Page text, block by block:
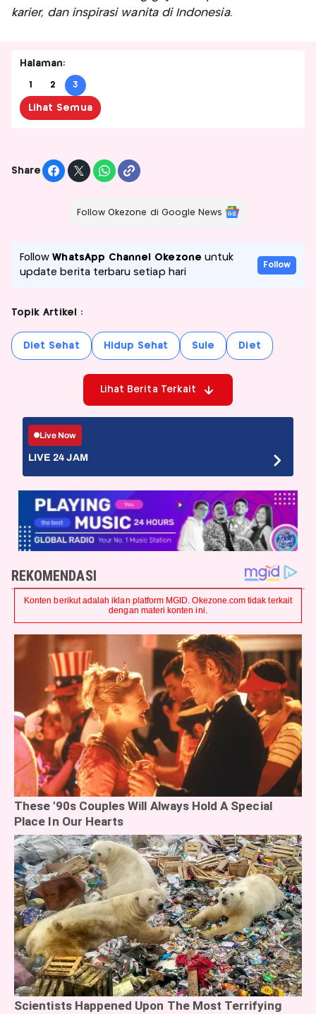
karier, dan inspirasi wanita di Indonesia.
Halaman:
1 2 3
Lihat Semua
Share
Follow Okezone di Google News
FollowWhatsApp Channel Okezone untuk
update berita terbaru setiap hari
Follow
Topik Artikel :
Diet Sehat Hidup Sehat Sule Diet
Lihat Berita Terkait
Live Now
LIVE 24 JAM